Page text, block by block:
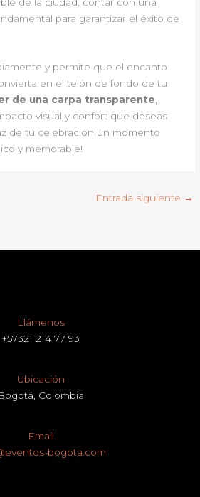
para garantizar el éxito de
y permite que el encanto
en el telón de fondo de tu
de una carpa transparente
visual y confort que deseas
de tu celebración un momento
y memorable!
Entrada siguiente →
Llámenos
+57321 214 77 93
Ubicación
Colombia
Email
bogota.com